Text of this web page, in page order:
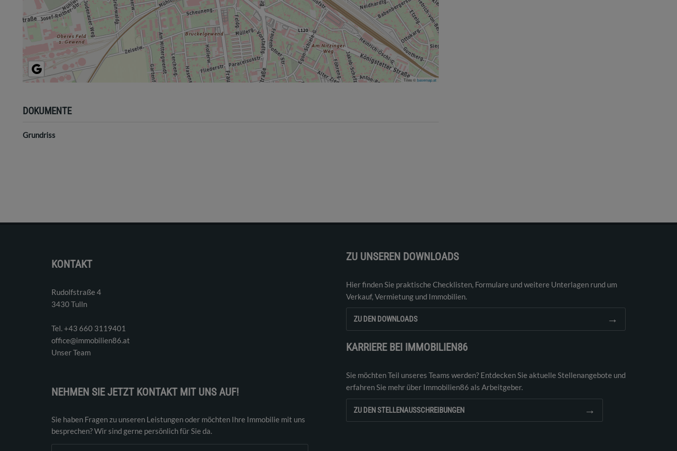
Tiles ©basemap.at
DOKUMENTE
Grundriss
KONTAKT
Rudolfstraße 4
3430 Tulln
Tel. ‭+43 660 3119401‬
office@immobilien86.at
Unser Team
NEHMEN SIE JETZT KONTAKT MIT UNS AUF!
Sie haben Fragen zu unseren Leistungen oder möchten Ihre Immobilie mit uns
besprechen? Wir sind gerne persönlich für Sie da.
ZU UNSEREN DOWNLOADS
Hier finden Sie praktische Checklisten, Formulare und weitere Unterlagen rund um
Verkauf, Vermietung und Immobilien.
ZU DEN DOWNLOADS →
KARRIERE BEI IMMOBILIEN86
Sie möchten Teil unseres Teams werden? Entdecken Sie aktuelle Stellenangebote und
erfahren Sie mehr über Immobilien86 als Arbeitgeber.
ZU DEN STELLENAUSSCHREIBUNGEN →